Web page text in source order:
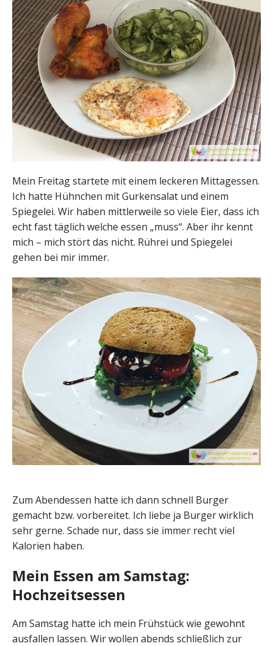
Mein Freitag startete mit einem leckeren Mittagessen.
Ich hatte Hühnchen mit Gurkensalat und einem
Spiegelei. Wir haben mittlerweile so viele Eier, dass ich
echt fast täglich welche essen „muss“. Aber ihr kennt
mich – mich stört das nicht. Rührei und Spiegelei
gehen bei mir immer.
Zum Abendessen hatte ich dann schnell Burger
gemacht bzw. vorbereitet. Ich liebe ja Burger wirklich
sehr gerne. Schade nur, dass sie immer recht viel
Kalorien haben.
Mein Essen am Samstag:
Hochzeitsessen
Am Samstag hatte ich mein Frühstück wie gewohnt
ausfallen lassen. Wir wollen abends schließlich zur